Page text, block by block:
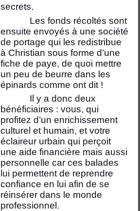
secrets.
Les fonds récoltés sont
ensuite envoyés à une société
de portage qui les redistribue
à Christian sous forme d’une
fiche de paye, de quoi mettre
un peu de beurre dans les
épinards comme ont dit !
Il y a donc deux
bénéficiaires : vous, qui
profitez d’un enrichissement
culturel et humain, et votre
éclaireur urbain qui perçoit
une aide financière mais aussi
personnelle car ces balades
lui permettent de reprendre
confiance en lui afin de se
réinsérer dans le monde
professionnel.